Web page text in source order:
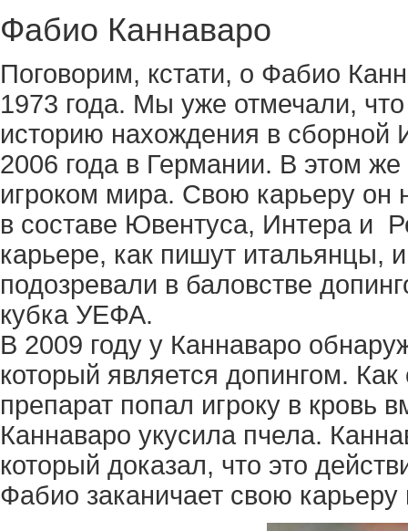
Фабио Каннаваро
Поговорим, кстати, о Фабио
1973 года. Мы уже отмечали,
историю нахождения в
2006 года в Германии. В этом
игроком мира. Свою карьеру он
в составе Ювентуса, Интера и
карьере, как пишут итальянцы,
подозревали в баловстве
кубка УЕФА.
В 2009 году у Каннаваро
который является допингом.
препарат попал игроку в кровь
Каннаваро укусила пчела.
который доказал, что это
Фабио заканичает свою